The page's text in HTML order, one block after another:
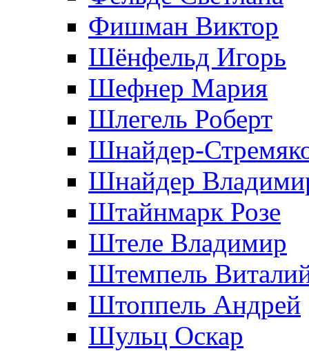
Фишман Виктор
Шёнфельд Игорь
Шефнер Мария
Шлегель Роберт
Шнайдер-
Шнайдер
Штайнмарк Розe
Штеле Владимир
Штемпель
Штоппель Андрей
Шульц Оскар